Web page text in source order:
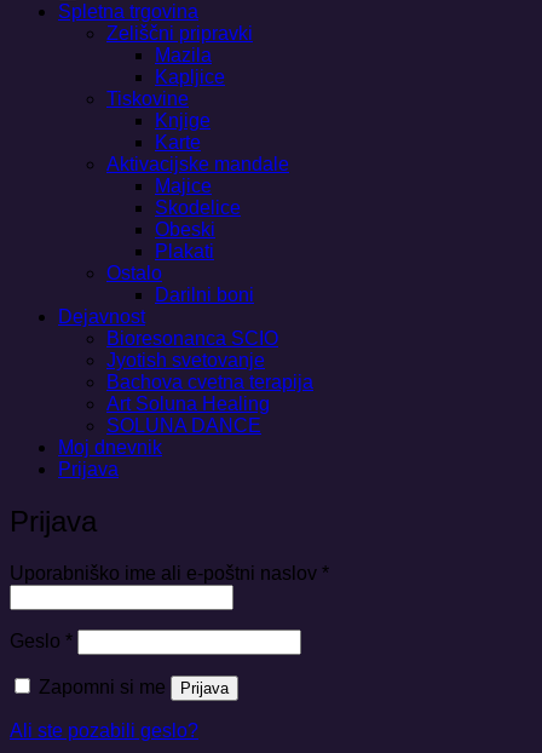
Spletna trgovina
Zeliščni pripravki
Mazila
Kapljice
Tiskovine
Knjige
Karte
Aktivacijske mandale
Majice
Skodelice
Obeski
Plakati
Ostalo
Darilni boni
Dejavnost
Bioresonanca SCIO
Jyotish svetovanje
Bachova cvetna terapija
Art Soluna Healing
SOLUNA DANCE
Moj dnevnik
Prijava
Prijava
Uporabniško ime ali e-poštni naslov *Zahtevano
Geslo *Zahtevano
Zapomni si me Prijava
Ali ste pozabili geslo?